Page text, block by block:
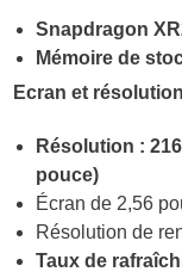
Snapdragon
Mémoire de
Ecran et résolution
Résolution :
pouce)
Écran de 2,56
Résolution de
Taux de